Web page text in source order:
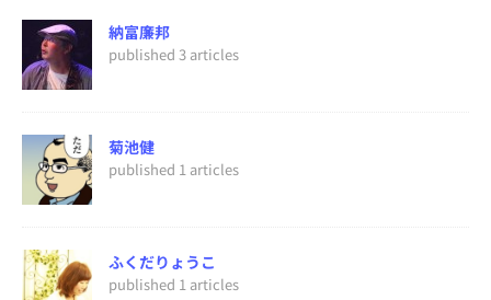
納富廉邦
published 3 articles
菊池健
published 1 articles
ふくだりょうこ
published 1 articles